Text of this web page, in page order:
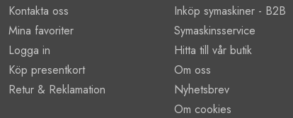
Kontakta oss
Mina favoriter
Logga in
Köp presentkort
Retur & Reklamation
Inköp symaskiner - B2B
Symaskinsservice
Hitta till vår butik
Om oss
Nyhetsbrev
Om cookies